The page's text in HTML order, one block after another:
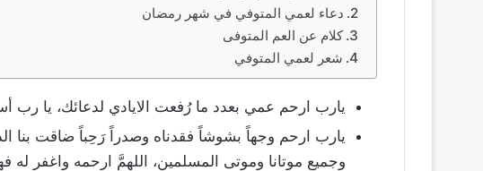
دعاء لعمي المتوفي في شهر رمضان
كلام عن العم المتوفى
شعر لعمي المتوفي
يارب ارحم عمي بعدد ما رُفعت الايادي لدعائك، يا رب
يارب ارحم وجهاً بشوشاً فقدناه وصدراً رَحِباً ضاقت بنا
وجميع موتانا وموتى المسلمين، اللهمَّ ارحمه واغفر له